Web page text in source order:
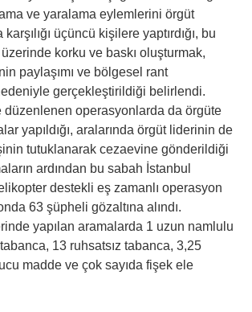
ve yaralama eylemlerini örgüt
üçüncü kişilere yaptırdığı, bu
korku ve baskı oluşturmak,
paylaşımı ve bölgesel rant
gerçekleştirildiği belirlendi.
düzenlenen operasyonlarda da örgüte
yapıldığı, aralarında örgüt liderinin de
tutuklanarak cezaevine gönderildiği
ardından bu sabah İstanbul
destekli eş zamanlı operasyon
63 şüpheli gözaltına alındı.
yapılan aramalarda 1 uzun namlulu
13 ruhsatsız tabanca, 3,25
madde ve çok sayıda fişek ele